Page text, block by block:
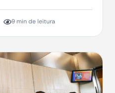
9 min de leitura